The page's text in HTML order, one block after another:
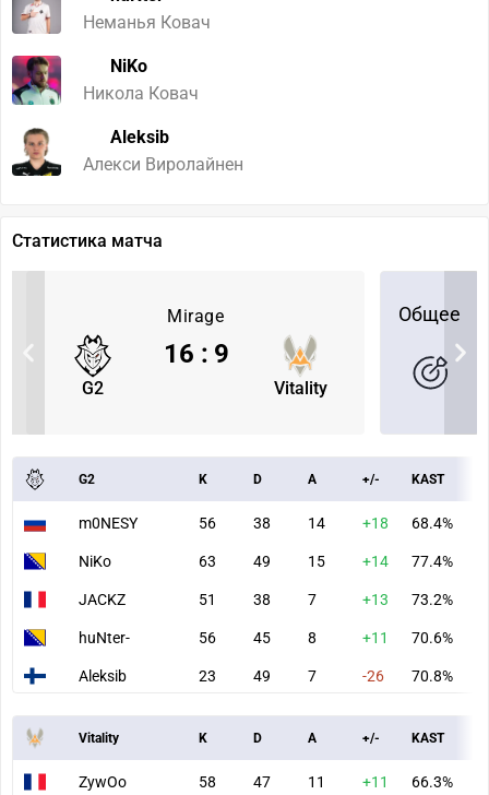
Неманья Ковач
NiKo
Никола Ковач
Aleksib
Алекси Виролайнен
Статистика матча
Mirage
G2 Vitality
16 : 9
Общее
G2 K D A +/- KAST
m0NESY 56 38 14 +18 68.4%
NiKo 63 49 15 +14 77.4%
JACKZ 51 38 7 +13 73.2%
huNter- 56 45 8 +11 70.6%
Aleksib 23 49 7 -26 70.8%
Vitality K D A +/- KAST
ZywOo 58 47 11 +11 66.3%